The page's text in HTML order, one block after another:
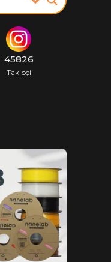
45826
Takipçi